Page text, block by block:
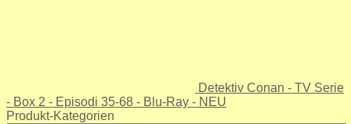
Detektiv Conan - TV Serie
- Box 2 - Episodi 35-68 - Blu-Ray - NEU
Produkt-Kategorien